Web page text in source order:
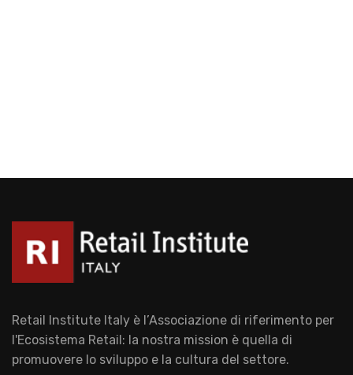
Retail Institute Italy è l’Associazione di riferimento per
l'Ecosistema Retail: la nostra mission è quella di
promuovere lo sviluppo e la cultura del settore.